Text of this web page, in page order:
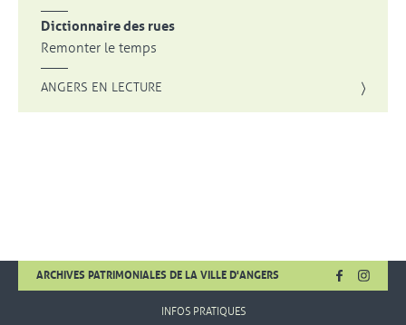
Dictionnaire des rues
Remonter le temps
ANGERS EN LECTURE
ARCHIVES PATRIMONIALES DE LA VILLE D'ANGERS FACEBOOK
, OUVRE
,
INFOS PRATIQUES